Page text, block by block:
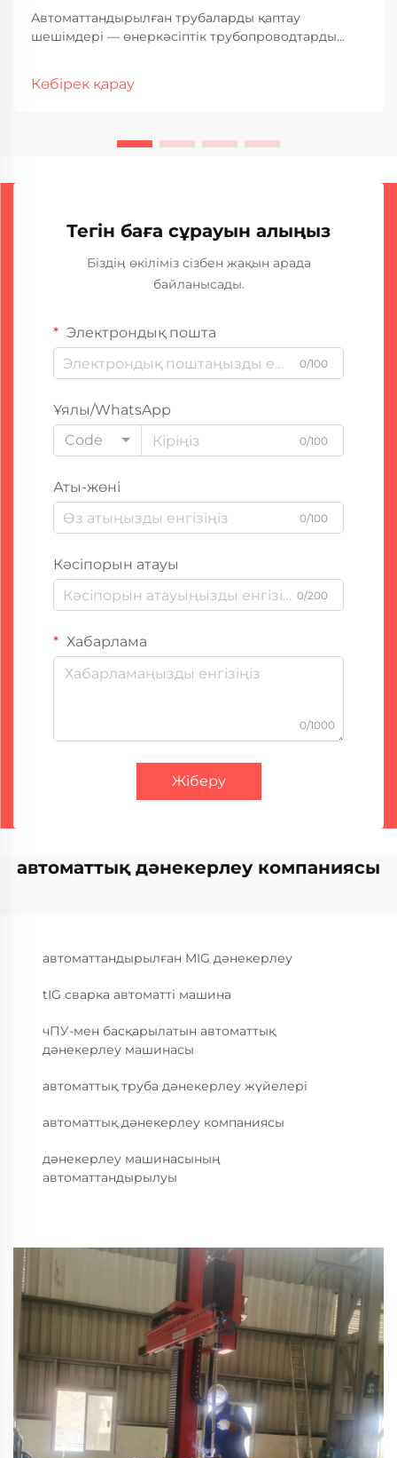
Автоматтандырылған трубаларды қаптау
шешімдері — өнеркәсіптік трубопроводтарды
қарағанда жоғары дәлдік, тиімділік және
Көбірек қарау
Тегін баға сұрауын алыңыз
Біздің өкіліміз сізбен жақын арада
байланысады.
Электрондық пошта
0/100
Ұялы/WhatsApp
Code
0/100
Аты-жөні
0/100
Кәсіпорын атауы
0/200
Хабарлама
0/1000
Жіберу
автоматтық дәнекерлеу компаниясы
автоматтандырылған MIG дәнекерлеу
tIG сварка автоматті машина
чПУ-мен басқарылатын автоматтық
дәнекерлеу машинасы
автоматтық труба дәнекерлеу жүйелері
автоматтық дәнекерлеу компаниясы
дәнекерлеу машинасының
автоматтандырылуы